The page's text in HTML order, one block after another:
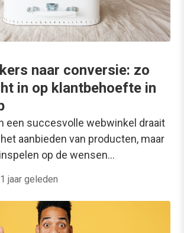
naar conversie: zo
in op klantbehoefte in
een succesvolle webwinkel draait
aanbieden van producten, maar
op de wensen…
1 jaar geleden